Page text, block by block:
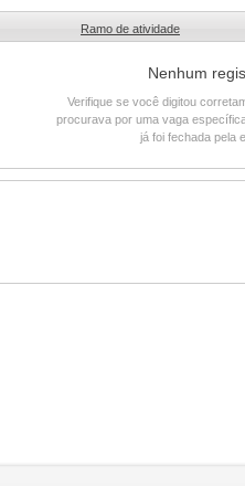
Ramo de atividade
Nenhum
Verifique se você digitou
procurava por uma vaga
já foi fechada pela